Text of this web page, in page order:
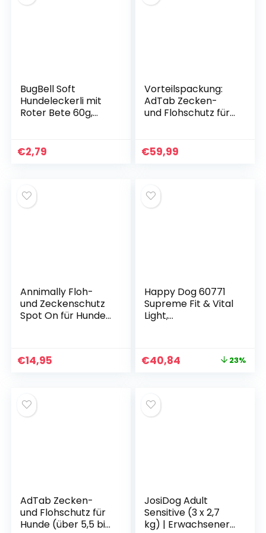
BugBell Soft
Hundeleckerli mit
Roter Bete 60g,
hypoallergen,
vegan, ohne
Rohstoffen
€2,79
Vorteilspackung:
AdTab Zecken-
und Flohschutz für
tötet Zecken und
Flöhe schnell ab
zu verabreichen (3
pro Packung).
€59,99
Annimally Floh-
und Zeckenschutz
Spot On für Hunde
Langzeitschutz,
(30-50 kg)
€14,95
Happy Dog 60771
Supreme Fit & Vital
Light,
niedrigem
€40,84 23%
AdTab Zecken-
und Flohschutz für
Hunde (über 5,5 bis
JosiDog Adult
Sensitive (3 x 2,7
kg) | Erwachsener |